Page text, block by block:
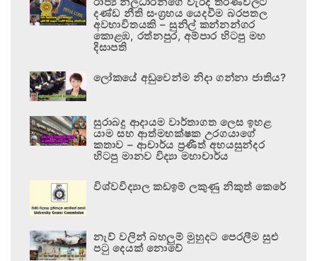
දණ්ඩ නීති සංග්‍රහය යෙදවීම බරපතල
අවභාවිතයකි – සුනිල් කන්නන්ගර
කොළඹ, රත්නපුර, අම්පාර හිටපු මහ
දිසාපති
ලෝකයේ අඩුවෙන්ම නිදා ගන්නා ජාතිය?
සුරාබදු ආදායම වාර්තාගත ලෙස ඉහළ
යාම සහ ආත්මභක්ෂක උරගයාගේ
කතාව – ආචාර්ය ප්‍රණීත් අභයසුන්දර
හිටපු මානව විද්‍යා මහාචාර්ය
විශ්වවිද්‍යාල කඩඉම් ලකුණු නිකුත් කෙරේ
නැව් වලින් බහලුම් මුහුදට පෙරලීම සුළු
පටු දෙයක් නොවේ